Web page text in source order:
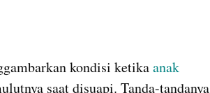
kondisi ketika
saat disuapi. Tanda-tandanya